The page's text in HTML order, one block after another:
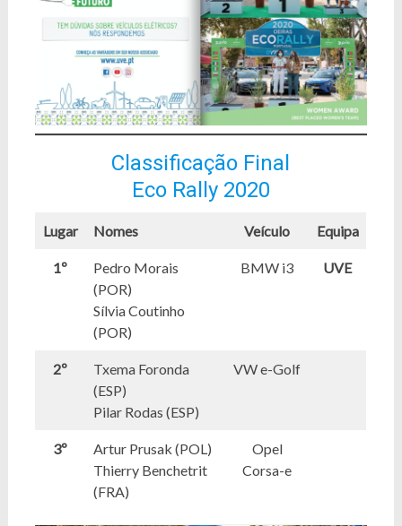
Classificação Final
Eco Rally 2020
Lugar Nomes Veículo Equipa
1º
Pedro Morais
(POR)
Sílvia Coutinho
(POR)
BMW i3 UVE
2º
Txema Foronda
(ESP)
Pilar Rodas (ESP)
VW e-Golf
3º
Artur Prusak (POL)
Thierry Benchetrit
(FRA)
Opel
Corsa-e